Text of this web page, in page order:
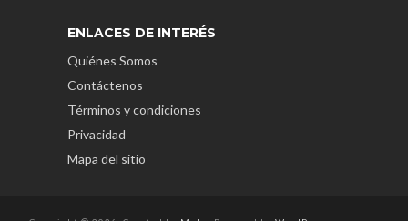
ENLACES DE INTERÉS
Quiénes Somos
Contáctenos
Términos y condiciones
Privacidad
Mapa del sitio